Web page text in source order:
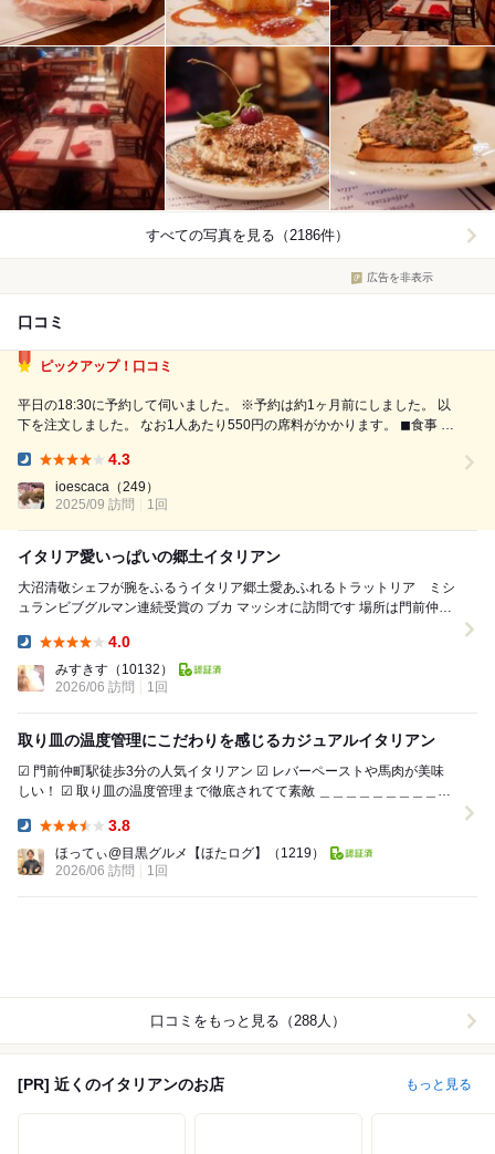
すべての写真を見る（2186件）
広告を非表示
口コミ
ピックアップ！口コミ
平日の18:30に予約して伺いました。 ※予約は約1ヶ月前にしました。 以
下を注文しました。 なお1人あたり550円の席料がかかります。 ◼︎食事 ・
4.3
ioescaca （249）
2025/09 訪問
1回
イタリア愛いっぱいの郷土イタリアン
大沼清敬シェフが腕をふるうイタリア郷土愛あふれるトラットリア ミシ
ュランビブグルマン連続受賞の ブカ マッシオに訪問です 場所は門前仲町
4.0
みすきす （10132）
2026/06 訪問
1回
取り皿の温度管理にこだわりを感じるカジュアルイタリアン
☑︎ 門前仲町駅徒歩3分の人気イタリアン ☑︎ レバーペーストや馬肉が美味
しい！ ☑︎ 取り皿の温度管理まで徹底されてて素敵 ＿＿＿＿＿＿＿＿＿＿
3.8
ほってぃ@目黒グルメ【ほたログ】
（1219）
2026/06 訪問
1回
口コミをもっと見る（288人）
[PR] 近くのイタリアンのお店 もっと見る